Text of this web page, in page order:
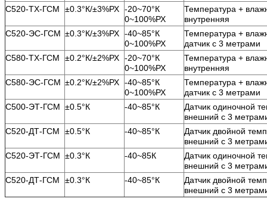
С520-ТХ-ГСМ
±0.3°К/±3%РХ -20~70°К
0~100%РХ
Температура +
внутренняя
С520-ЭС-ГСМ ±0.3°К/±3%РХ -40~85°К
0~100%РХ
Температура +
датчик с 3 метрами
С580-ТХ-ГСМ
±0.2°К/±2%РХ -20~70°К
0~100%РХ
Температура +
внутренняя
С580-ЭС-ГСМ ±0.2°К/±2%РХ -40~85°К
0~100%РХ
Температура +
датчик с 3 метрами
С500-ЭТ-ГСМ ±0.5°К -40~85°К
Датчик одиночной
внешний с 3
С520-ДТ-ГСМ
±0.5°К -40~85°К
Датчик двойной
внешний с 3
С520-ЭТ-ГСМ ±0.3°К -40~85К
Датчик одиночной
внешний с 3
С520-ДТ-ГСМ
±0.3°К -40~85°К
Датчик двойной
внешний с 3